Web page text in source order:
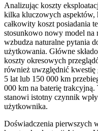
Analizując koszty
kilka kluczowych aspektów,
całkowity koszt posiadania
stosunkowo nowy model
wzbudza naturalne pytania
użytkowania. Główne
koszty okresowych
również uwzględnić kwestię
5 lat lub 150 000 km
000 km na baterię trakcyjną.
stanowi istotny czynnik
użytkownika.
Doświadczenia pierwszych